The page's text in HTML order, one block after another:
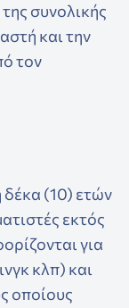
συνολικής
και την
τον
δέκα (10) ετών
εκτός
για
κλπ) και
οποίους